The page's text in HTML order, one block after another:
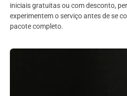
iniciais gratuitas ou com desconto,
experimentem o serviço antes de se
pacote completo.